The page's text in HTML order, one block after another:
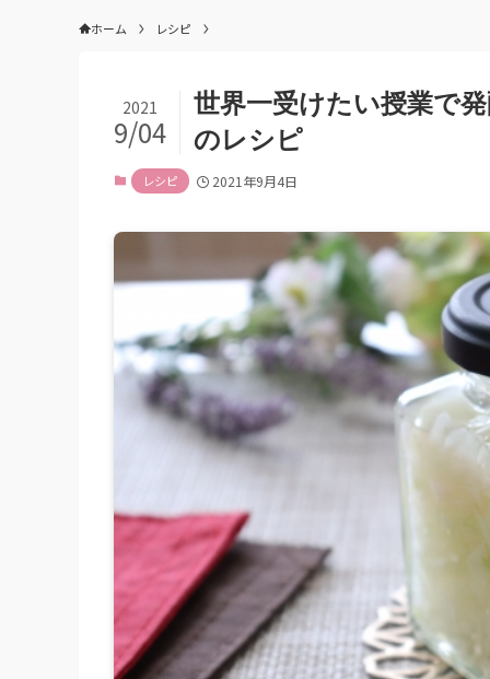
ホーム レシピ
世界一受けたい授業で
のレシピ
2021
9/04
レシピ 2021年9月4日